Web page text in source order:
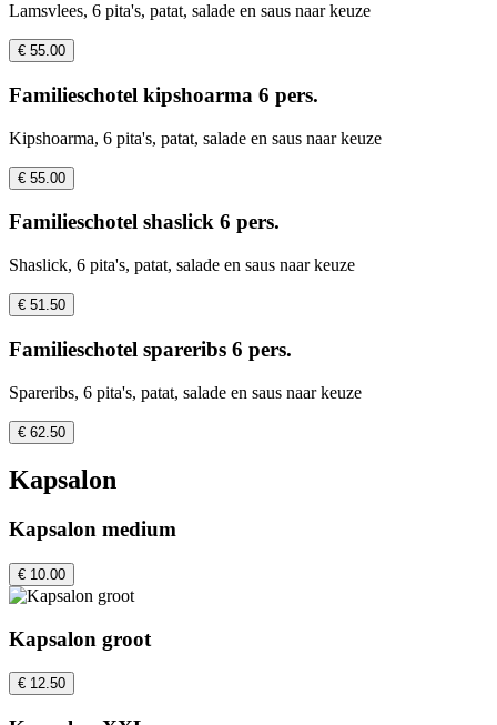
Lamsvlees, 6 pita's, patat, salade en saus naar keuze
€ 55.00
Familieschotel kipshoarma 6 pers.
Kipshoarma, 6 pita's, patat, salade en saus naar keuze
€ 55.00
Familieschotel shaslick 6 pers.
Shaslick, 6 pita's, patat, salade en saus naar keuze
€ 51.50
Familieschotel spareribs 6 pers.
Spareribs, 6 pita's, patat, salade en saus naar keuze
€ 62.50
Kapsalon
Kapsalon medium
€ 10.00
Kapsalon groot
€ 12.50